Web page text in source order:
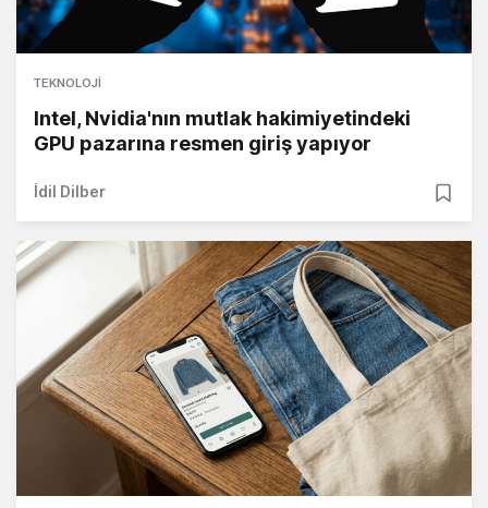
TEKNOLOJI
Intel, Nvidia'nın mutlak hakimiyetindeki
GPU pazarına resmen giriş yapıyor
İdil Dilber